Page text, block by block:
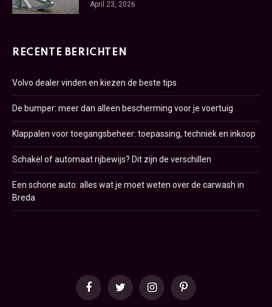
April 23, 2026
RECENTE BERICHTEN
Volvo dealer vinden en kiezen de beste tips
De bumper: meer dan alleen bescherming voor je voertuig
Klappalen voor toegangsbeheer: toepassing, techniek en inkoop
Schakel of automaat rijbewijs? Dit zijn de verschillen
Een schone auto: alles wat je moet weten over de carwash in
Breda
FacebookTwitter InstagramPinterest